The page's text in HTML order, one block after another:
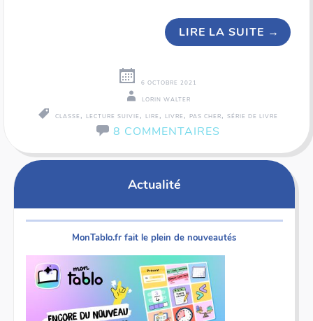
LIRE LA SUITE →
6 OCTOBRE 2021
LORIN WALTER
CLASSE , LECTURE SUIVIE , LIRE , LIVRE , PAS CHER, SÉRIE DE LIVRE
8 COMMENTAIRES
Navigation
des
articles
Actualité
MonTablo.fr fait le plein de nouveautés